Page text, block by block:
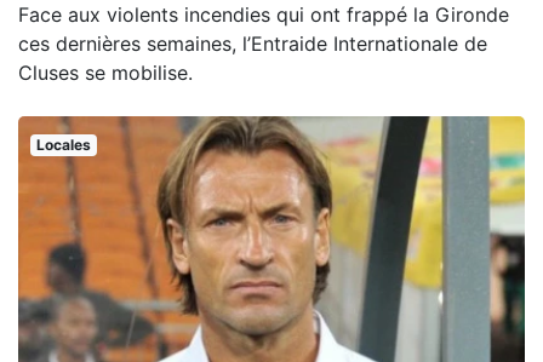
Face aux violents incendies qui ont frappé la Gironde
ces dernières semaines, l’Entraide Internationale de
Cluses se mobilise.
Locales